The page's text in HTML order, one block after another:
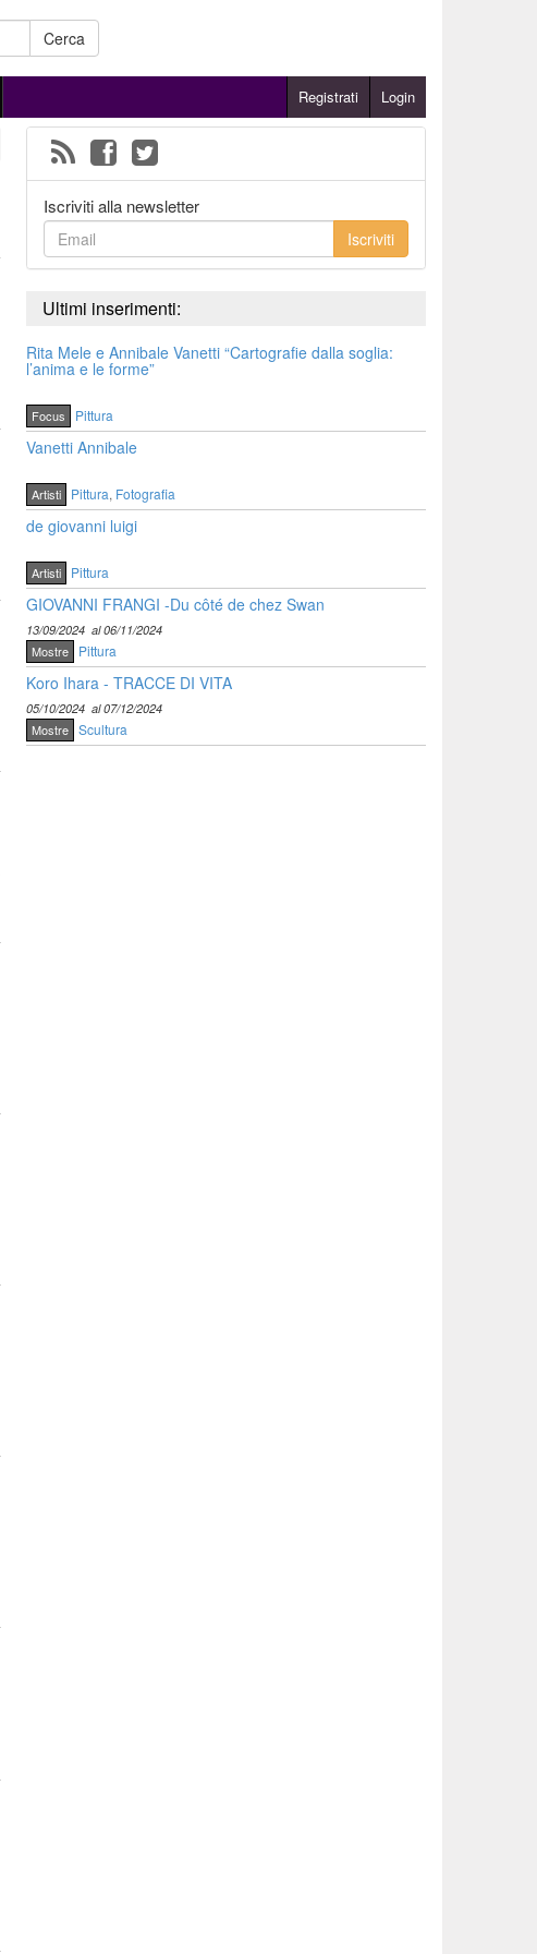
Cerca
Registrati Login
Iscriviti alla newsletter
Iscriviti
Ultimi inserimenti:
Rita Mele e Annibale Vanetti “Cartografie dalla soglia:
l’anima e le forme”
Focus Pittura
Vanetti Annibale
Artisti Pittura, Fotografia
de giovanni luigi
Artisti Pittura
GIOVANNI FRANGI -Du côté de chez Swan
13/09/2024 al 06/11/2024
Mostre Pittura
Koro Ihara - TRACCE DI VITA
05/10/2024 al 07/12/2024
Mostre Scultura